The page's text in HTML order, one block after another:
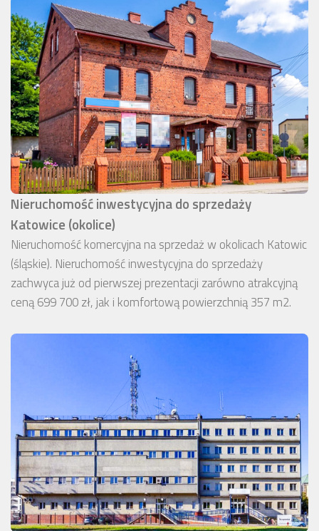
Nieruchomość inwestycyjna do sprzedaży
Katowice (okolice)
Nieruchomość komercyjna na sprzedaż w okolicach Katowic
(śląskie). Nieruchomość inwestycyjna do sprzedaży
zachwyca już od pierwszej prezentacji zarówno atrakcyjną
ceną 699 700 zł, jak i komfortową powierzchnią 357 m2.